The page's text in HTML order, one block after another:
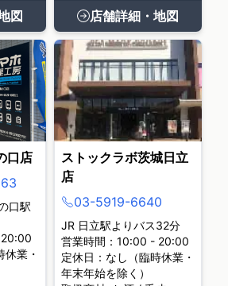
図 店舗詳細・地図
口店
口駅
休業・
ストックラボ茨城日立
店
03-5919-6640
JR 日立駅よりバス32分
営業時間：10:00 - 20:00
定休日：なし（臨時休業・
年末年始を除く）